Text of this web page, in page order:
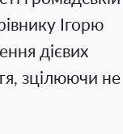
Ігорю
дієвих
зцілюючи не